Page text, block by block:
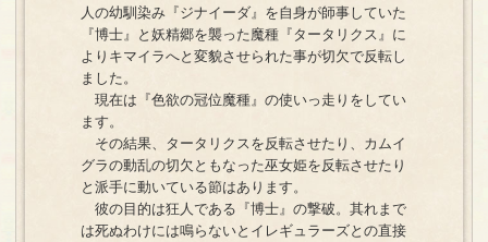
人の幼馴染み『ジナイーダ』を自身が師事していた
『博士』と妖精郷を襲った魔種『タータリクス』に
よりキマイラへと変貌させられた事が切欠で反転し
ました。
現在は『色欲の冠位魔種』の使いっ走りをしてい
ます。
その結果、タータリクスを反転させたり、カムイ
グラの動乱の切欠ともなった巫女姫を反転させたり
と派手に動いている節はあります。
彼の目的は狂人である『博士』の撃破。其れまで
は死ぬわけには鳴らないとイレギュラーズとの直接